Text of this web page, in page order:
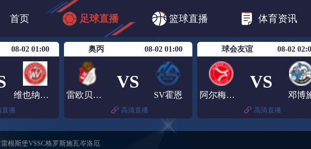
首页 足球直播 篮球直播 体育资讯
NBA 欧冠杯 英超
美洲杯
08-02 01:00
维也纳维多利亚
直播
奥丙 08-02 01:00
雷欧贝多夫
VS
SV霍恩
高清直播
球会友谊 08-02
阿尔梅勒城
VS
邓博
高清直播
根斯堡VSSC格罗斯施瓦岑洛厄